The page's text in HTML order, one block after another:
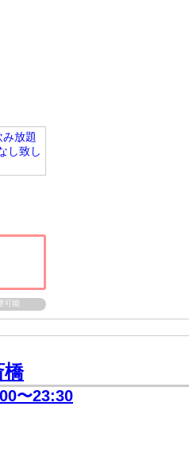
放題
し致し
可能
橋
〜23:30